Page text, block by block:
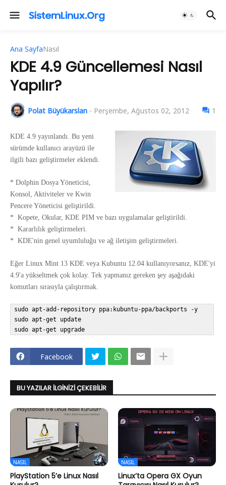
Ana SayfaNasıl
KDE 4.9 Güncellemesi Nasıl
Yapılır?
Polat Büyükarslan - Perşembe, Ağustos 02, 2012 1
KDE 4.9 yayınlandı. Bu yeni
sürümde kullanıcı arayüzü ile
ilgili bazı geliştirmeler eklendi.
* Dolphin Dosya Yöneticisi,
Konsol, Aktiviteler ve Kwin
Pencere Yöneticisi geliştirildi.
* Kopete, Okular, KDE PIM ve bazı uygulamalar geliştirildi.
* Kararlılık geliştirmeleri.
* KDE'nin genel uyumluluğu ve ağ iletişim geliştirmeleri.
Eğer Linux Mint 13 KDE veya Kubuntu 12.04 kullanıyorsanız, KDE'yi
4.9'a yükseltmek çok kolay. Tek yapmanız gereken şey aşağıdaki
komutları sırasıyla çalıştırmak.
Facebook
BU YAZILAR İLGINIZI ÇEKEBILIR
NASIL
PlayStation 5’e Linux Nasıl
NASIL
Linux’ta Opera GX Oyun